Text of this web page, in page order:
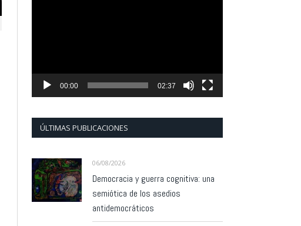
00:00 02:37
ÚLTIMAS PUBLICACIONES
06/08/2026
Democracia y guerra cognitiva: una
semiótica de los asedios
antidemocráticos